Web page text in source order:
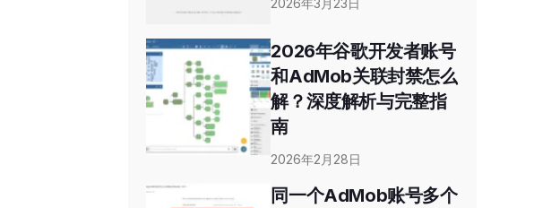
2026年3月23日
2026年谷歌开发者账号
和AdMob关联封禁怎么
解？深度解析与完整指
南
2026年2月28日
同一个AdMob账号多个